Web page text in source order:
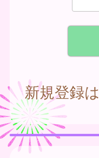
新規登録は